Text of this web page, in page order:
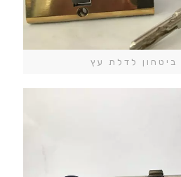
ביטחון לדלת עץ